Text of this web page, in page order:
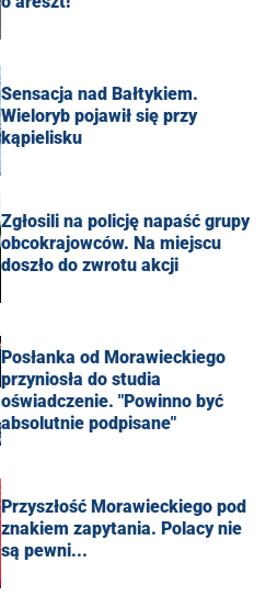
Sensacja nad Bałtykiem.
Wieloryb pojawił się przy
kąpielisku
Zgłosili na policję napaść grupy
obcokrajowców. Na miejscu
doszło do zwrotu akcji
Posłanka od Morawieckiego
przyniosła do studia
oświadczenie. "Powinno być
absolutnie podpisane"
Przyszłość Morawieckiego pod
znakiem zapytania. Polacy nie
są pewni...